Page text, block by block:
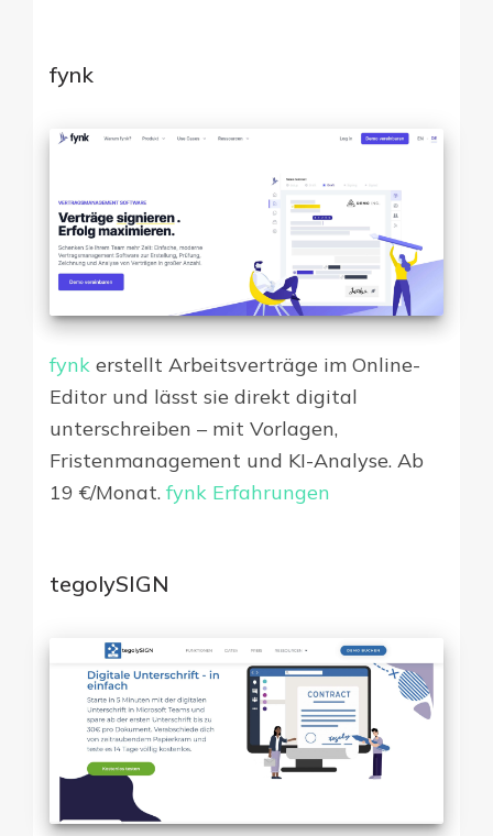
fynk
fynk erstellt Arbeitsverträge im Online-
Editor und lässt sie direkt digital
unterschreiben – mit Vorlagen,
Fristenmanagement und KI-Analyse. Ab
19 €/Monat. fynk Erfahrungen
tegolySIGN